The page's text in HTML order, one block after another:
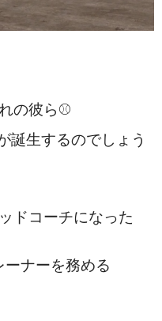
の彼ら⚾️
誕生するのでしょう
ドコーチになった
ナーを務める